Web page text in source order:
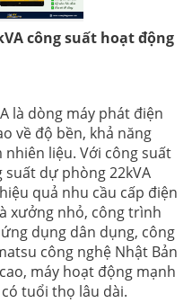
công suất hoạt động
là dòng máy phát điện
về độ bền, khả năng
liệu. Với công suất
suất dự phòng 22kVA
quả nhu cầu cấp điện
xưởng nhỏ, công trình
dụng dân dụng, công
công nghệ Nhật Bản
máy hoạt động mạnh
tuổi thọ lâu dài.